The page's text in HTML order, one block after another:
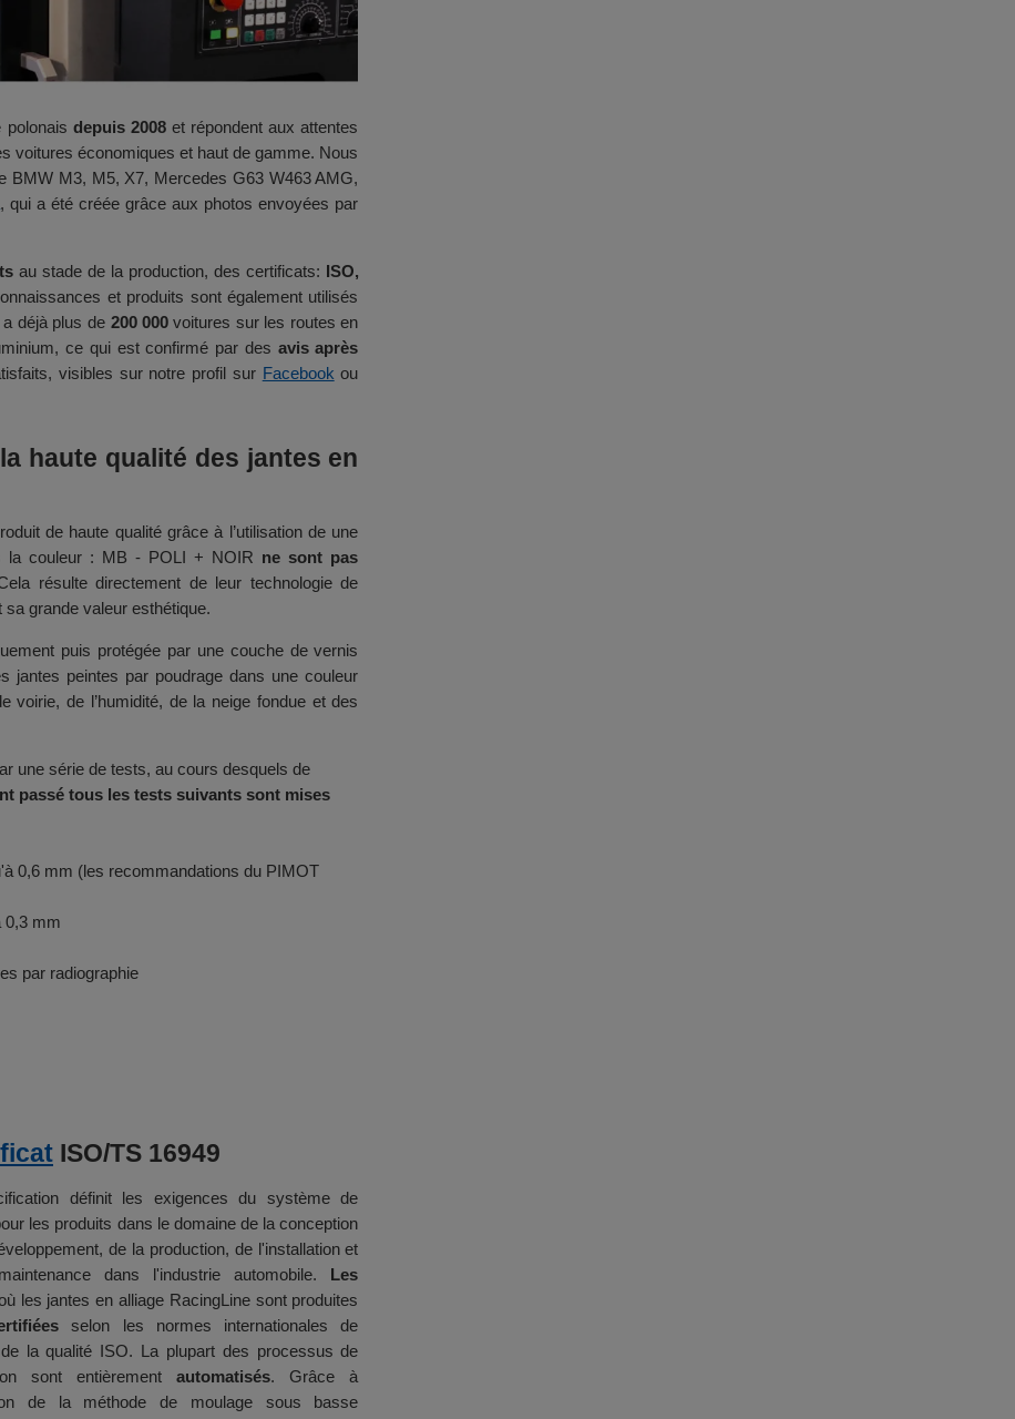
polonais depuis 2008et répondent aux attentes
voitures économiques et haut de gamme. Nous
BMW M3, M5, X7, Mercedes G63 W463 AMG,
, qui a été créée grâce aux photos envoyées par
au stade de la production, des certificats: ISO,
et produits sont également utilisés
déjà plus de 200 000 voitures sur les routes en
ce qui est confirmé par des avis après
visibles sur notre profil sur Facebook ou
haute qualité des jantes en
de haute qualité grâce à l’utilisation de une
la couleur : MB - POLI + NOIR ne sont pas
résulte directement de leur technologie de
grande valeur esthétique.
puis protégée par une couche de vernis
jantes peintes par poudrage dans une couleur
voirie, de l’humidité, de la neige fondue et des
une série de tests, au cours desquels de
passé tous les tests suivants sont mises
0,6 mm (les recommandations du PIMOT
0,3 mm
par radiographie
ISO/TS 16949
définit les exigences du système de
les produits dans le domaine de la conception
de la production, de l'installation et
dans l'industrie automobile. Les
les jantes en alliage RacingLine sont produites
selon les normes internationales de
la qualité ISO. La plupart des processus de
sont entièrementautomatisés. Grâce à
de la méthode de moulage sous basse